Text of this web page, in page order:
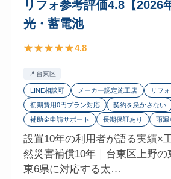
リフォ参考評価4.8【2026
光・蓄電池
4.8
台東区
LINE相談可 メーカー認定施工店
リフ
初期費用0円プラン対応
契約を急かさない
補助金申請サポート
長期保証あり 雨漏
設置10年の利用者が語る実績×
然災害補償10年｜台東区上野の
東6県に対応する太…